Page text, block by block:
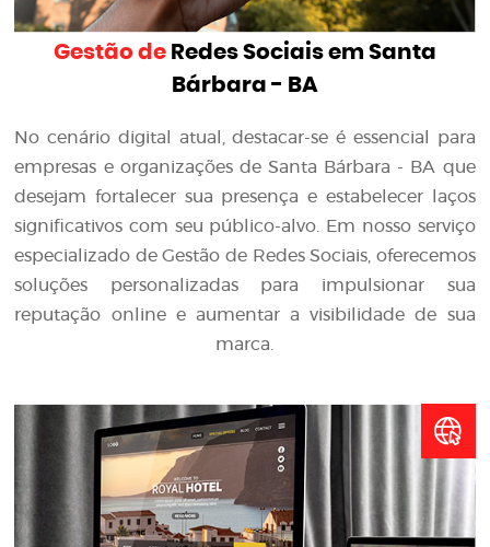
Gestão deRedes Sociais em Santa
Bárbara - BA
No cenário digital atual, destacar-se é essencial para
empresas e organizações de Santa Bárbara - BA que
desejam fortalecer sua presença e estabelecer laços
significativos com seu público-alvo. Em nosso serviço
especializado de Gestão de Redes Sociais, oferecemos
soluções personalizadas para impulsionar sua
reputação online e aumentar a visibilidade de sua
marca.